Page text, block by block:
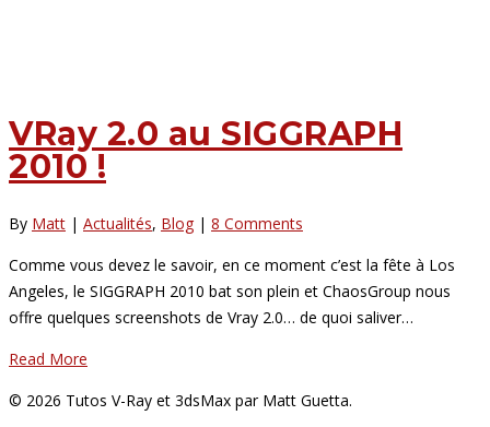
VRay 2.0 au SIGGRAPH
2010 !
By Matt | Actualités, Blog | 8 Comments
Comme vous devez le savoir, en ce moment c’est la fête à Los
Angeles, le SIGGRAPH 2010 bat son plein et ChaosGroup nous
offre quelques screenshots de Vray 2.0… de quoi saliver…
Read More
© 2026 Tutos V-Ray et 3dsMax par Matt Guetta.